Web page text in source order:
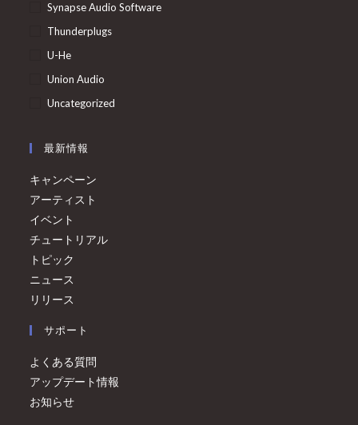
Synapse Audio Software
Thunderplugs
U-He
Union Audio
Uncategorized
最新情報
キャンペーン
アーティスト
イベント
チュートリアル
トピック
ニュース
リリース
サポート
よくある質問
アップデート情報
お知らせ